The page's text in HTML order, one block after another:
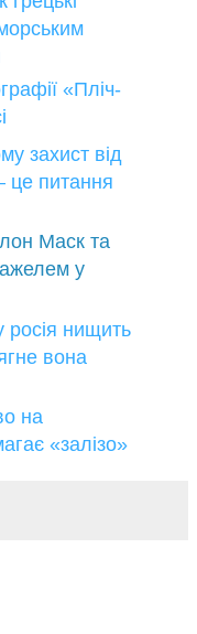
«Пліч-
захист від
це питання
Маск та
у
росія нищить
вона
на
«залізо»